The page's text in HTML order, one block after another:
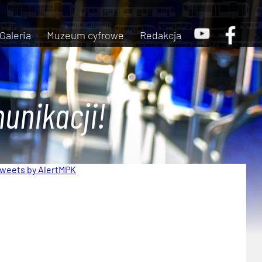
Galeria Muzeum cyfrowe Redakcja
by AlertMPK